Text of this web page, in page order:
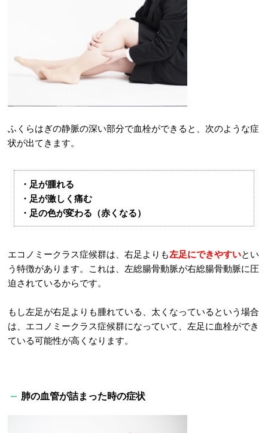
ふくらはぎの静脈の深い部分で血栓ができると、次のような症
状が出てきます。
・足が腫れる
・足が激しく痛む
・足の色が変わる（赤くなる）
エコノミークラス症候群は、右足よりも左足にできやすいとい
う特徴があります。これは、左総腸骨動脈が右総腸骨動脈に圧
迫されているからです。
もし左足が右足よりも腫れている、太くなっているという場合
は、エコノミークラス症候群になっていて、左足に血栓ができ
ている可能性が高くなります。
肺の血管が詰まった時の症状